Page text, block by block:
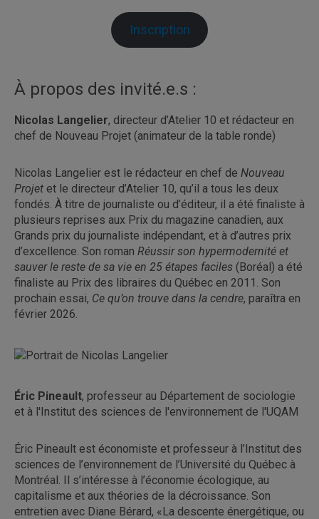
Inscription
À propos des invité.e.s :
Nicolas Langelier, directeur d’Atelier 10 et rédacteur en
chef de Nouveau Projet (animateur de la table ronde)
Nicolas Langelier est le rédacteur en chef de Nouveau
Projet et le directeur d’Atelier 10, qu’il a tous les deux
fondés. À titre de journaliste ou d’éditeur, il a été finaliste à
plusieurs reprises aux Prix du magazine canadien, aux
Grands prix du journaliste indépendant, et à d’autres prix
d’excellence. Son roman Réussir son hypermodernité et
sauver le reste de sa vie en 25 étapes faciles (Boréal) a été
finaliste au Prix des libraires du Québec en 2011. Son
prochain essai, Ce qu’on trouve dans la cendre, paraîtra en
février 2026.
Éric Pineault, professeur au Département de sociologie
et à l'Institut des sciences de l'environnement de l'UQAM
Éric Pineault est économiste et professeur à l’Institut des
sciences de l’environnement de l’Université du Québec à
Montréal. Il s’intéresse à l’économie écologique, au
capitalisme et aux théories de la décroissance. Son
entretien avec Diane Bérard, «La descente énergétique, ou